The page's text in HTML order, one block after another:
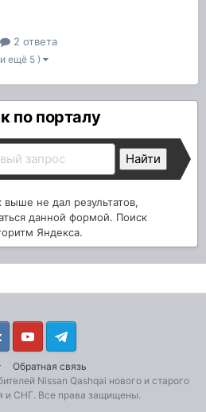
2 ответа
ещё 5 )
по порталу
не дал результатов,
данной формой. Поиск
Яндекса.
Обратная связь
YouTube Telegram
Nissan Qashqai нового и старого
и СНГ. Все права защищены.